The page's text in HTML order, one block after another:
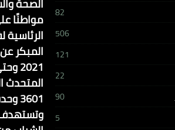
82
506
121
22
90
5
مواطنًا
المبكر
المتحدث
وتستهدف